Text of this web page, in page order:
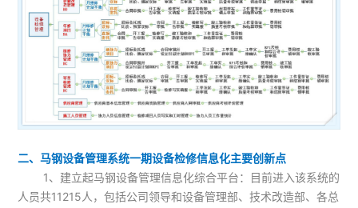
二、马钢设备管理系统一期设备检修信息化主要创新点
1、建立起马钢设备管理信息化综合平台：目前进入该系统的
人员共11215人，包括公司领导和设备管理部、技术改造部、各总